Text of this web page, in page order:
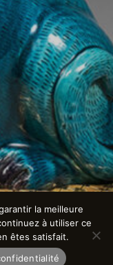
la meilleure
à utiliser ce
êtes satisfait.